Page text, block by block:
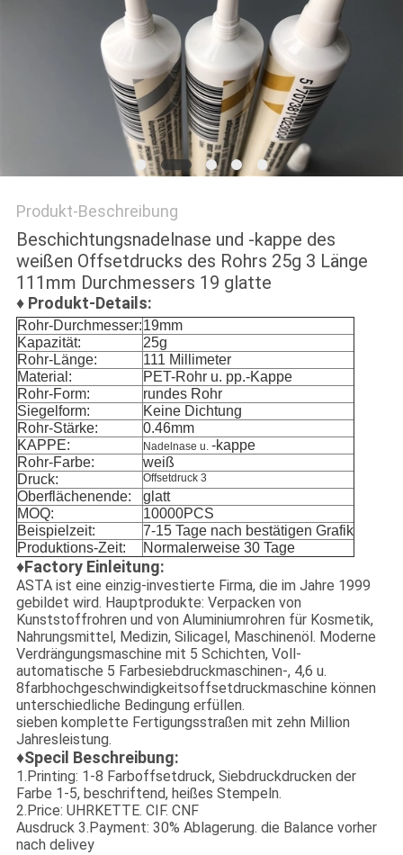
SITEMAP
POLICY
Produkt-Beschreibung
Beschichtungsnadelnase und -kappe des
weißen Offsetdrucks des Rohrs 25g 3 Länge
111mm Durchmessers 19 glatte
♦ Produkt-Details:
Rohr-Durchmesser:19mm
Kapazität:
25g
Rohr-Länge:
111 Millimeter
Material:
PET-Rohr u. pp.-Kappe
Rohr-Form:
rundes Rohr
Siegelform:
Keine Dichtung
Rohr-Stärke:
0.46mm
KAPPE:
Nadelnase u. -kappe
Rohr-Farbe:
weiß
Druck:
Offsetdruck 3
Oberflächenende:
glatt
MOQ:
10000PCS
Beispielzeit:
7-15 Tage nach bestätigen Grafik
Produktions-Zeit:
Normalerweise 30 Tage
♦Factory Einleitung:
ASTA ist eine einzig-investierte Firma, die im Jahre 1999
gebildet wird. Hauptprodukte: Verpacken von
Kunststoffrohren und von Aluminiumrohren für Kosmetik,
Nahrungsmittel, Medizin, Silicagel, Maschinenöl. Moderne
Verdrängungsmaschine mit 5 Schichten, Voll-
automatische 5 Farbesiebdruckmaschinen-, 4,6 u.
8farbhochgeschwindigkeitsoffsetdruckmaschine können
unterschiedliche Bedingung erfüllen.
sieben komplette Fertigungsstraßen mit zehn Million
Jahresleistung.
♦Specil Beschreibung:
1.Printing: 1-8 Farboffsetdruck, Siebdruckdrucken der
Farbe 1-5, beschriftend, heißes Stempeln.
2.Price: UHRKETTE. CIF. CNF
Ausdruck 3.Payment: 30% Ablagerung. die Balance vorher
nach delivey